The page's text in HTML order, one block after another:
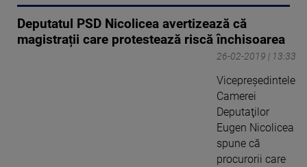
Deputatul PSD Nicolicea avertizează că
magistrații care protestează riscă închisoarea
26-02-2019 | 13:33
Vicepreşedintele
Camerei
Deputaţilor
Eugen Nicolicea
spune că
procurorii care